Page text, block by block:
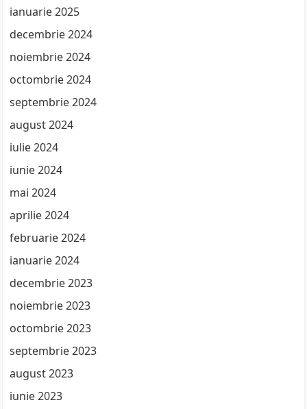
ianuarie 2025
decembrie 2024
noiembrie 2024
octombrie 2024
septembrie 2024
august 2024
iulie 2024
iunie 2024
mai 2024
aprilie 2024
februarie 2024
ianuarie 2024
decembrie 2023
noiembrie 2023
octombrie 2023
septembrie 2023
august 2023
iunie 2023